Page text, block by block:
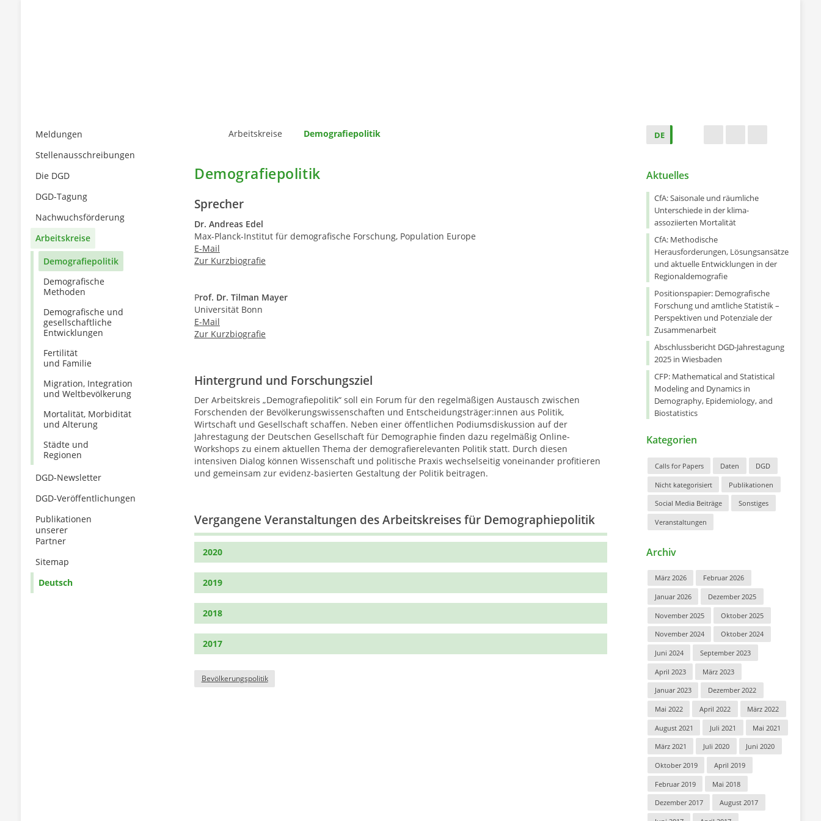
Meldungen
Stellenausschreibungen
Die DGD
DGD-Tagung
Nachwuchsförderung
Arbeitskreise
Demografiepolitik
Demografische
Methoden
Demografische und
gesellschaftliche
Entwicklungen
Fertilität
und Familie
Migration, Integration
und Weltbevölkerung
Mortalität, Morbidität
und Alterung
Städte und
Regionen
DGD-Newsletter
DGD-Veröffentlichungen
Publikationen
unserer
Partner
Sitemap
Deutsch
Arbeitskreise Demografiepolitik
Demografiepolitik
Sprecher
Dr. Andreas Edel
Max-Planck-Institut für demografische Forschung, Population Europe
E-Mail
Zur Kurzbiografie
Prof. Dr. Tilman Mayer
Universität Bonn
E-Mail
Zur Kurzbiografie
Hintergrund und Forschungsziel
Der Arbeitskreis „Demografiepolitik“ soll ein Forum für den regelmäßigen Austausch zwischen
Forschenden der Bevölkerungswissenschaften und Entscheidungsträger:innen aus Politik,
Wirtschaft und Gesellschaft schaffen. Neben einer öffentlichen Podiumsdiskussion auf der
Jahrestagung der Deutschen Gesellschaft für Demographie finden dazu regelmäßig Online-
Workshops zu einem aktuellen Thema der demografierelevanten Politik statt. Durch diesen
intensiven Dialog können Wissenschaft und politische Praxis wechselseitig voneinander profitieren
und gemeinsam zur evidenz-basierten Gestaltung der Politik beitragen.
Vergangene Veranstaltungen des Arbeitskreises für Demographiepolitik
2020
2019
2018
2017
Bevölkerungspolitik
DE
Aktuelles
CfA: Saisonale und räumliche
Unterschiede in der klima-
assoziierten Mortalität
CfA: Methodische
Herausforderungen, Lösungsansätze
und aktuelle Entwicklungen in der
Regionaldemografie
Positionspapier: Demografische
Forschung und amtliche Statistik –
Perspektiven und Potenziale der
Zusammenarbeit
Abschlussbericht DGD-Jahrestagung
2025 in Wiesbaden
CFP: Mathematical and Statistical
Modeling and Dynamics in
Demography, Epidemiology, and
Biostatistics
Kategorien
Calls for Papers Daten DGD
Nicht kategorisiert Publikationen
Social Media Beiträge Sonstiges
Veranstaltungen
Archiv
März 2026 Februar 2026
Januar 2026 Dezember 2025
November 2025 Oktober 2025
November 2024 Oktober 2024
Juni 2024 September 2023
April 2023 März 2023
Januar 2023 Dezember 2022
Mai 2022 April 2022 März 2022
August 2021 Juli 2021 Mai 2021
März 2021 Juli 2020 Juni 2020
Oktober 2019 April 2019
Februar 2019 Mai 2018
Dezember 2017 August 2017